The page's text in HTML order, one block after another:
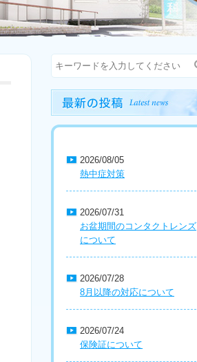
2026/08/05
熱中症対策
2026/07/31
お盆期間のコンタクトレンズ
について
2026/07/28
8月以降の対応について
2026/07/24
保険証について